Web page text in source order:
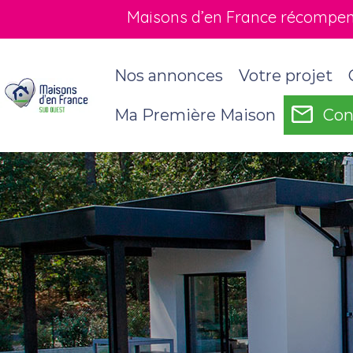
Maisons d’en France
Nos annonces Votre projet
Ma Première Maison